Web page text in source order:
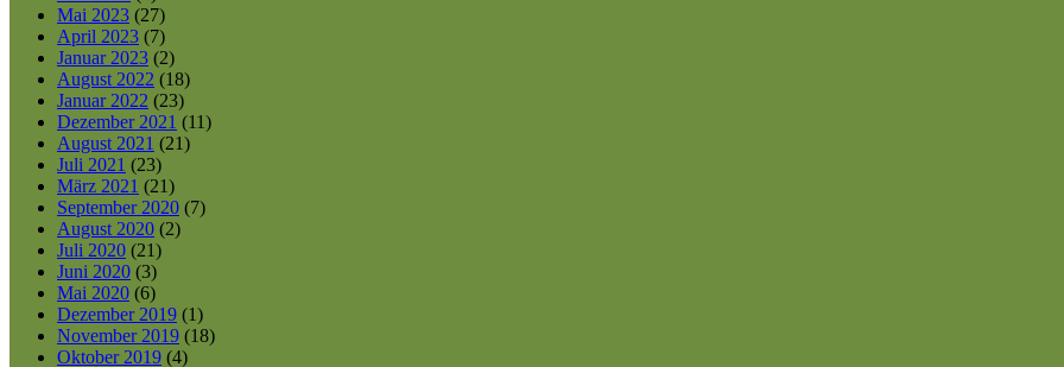
Mai 2023 (27)
April 2023 (7)
Januar 2023 (2)
August 2022 (18)
Januar 2022 (23)
Dezember 2021 (11)
August 2021 (21)
Juli 2021 (23)
März 2021 (21)
September 2020 (7)
August 2020 (2)
Juli 2020 (21)
Juni 2020 (3)
Mai 2020 (6)
Dezember 2019 (1)
November 2019 (18)
Oktober 2019 (4)